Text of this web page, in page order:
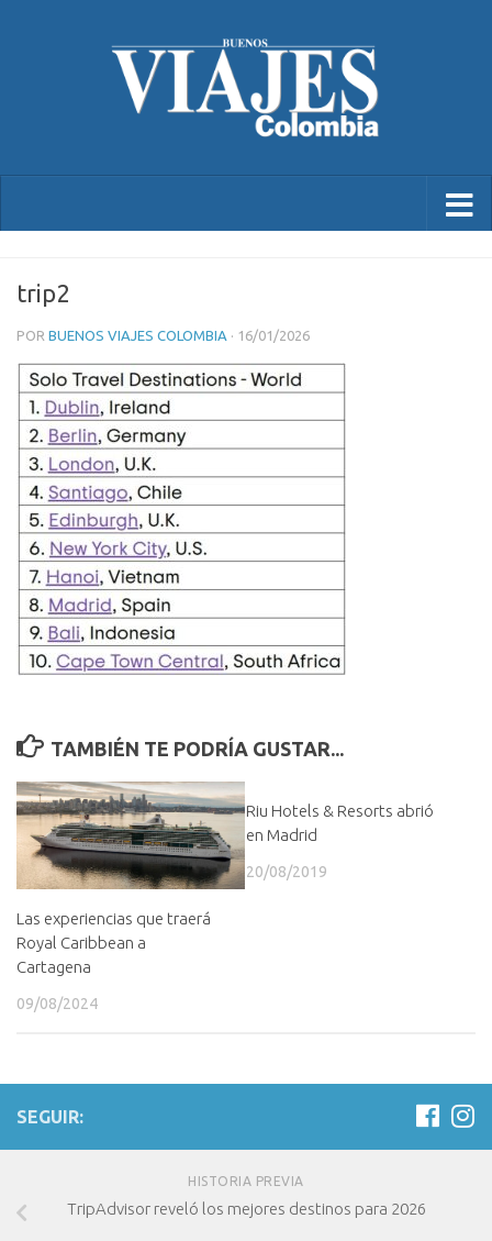
trip2
POR BUENOS VIAJES COLOMBIA · 16/01/2026
TAMBIÉN TE PODRÍA GUSTAR...
Las experiencias que traerá
Royal Caribbean a
Cartagena
09/08/2024
Riu Hotels & Resorts abrió
en Madrid
20/08/2019
SEGUIR:
HISTORIA PREVIA
TripAdvisor reveló los mejores destinos para 2026